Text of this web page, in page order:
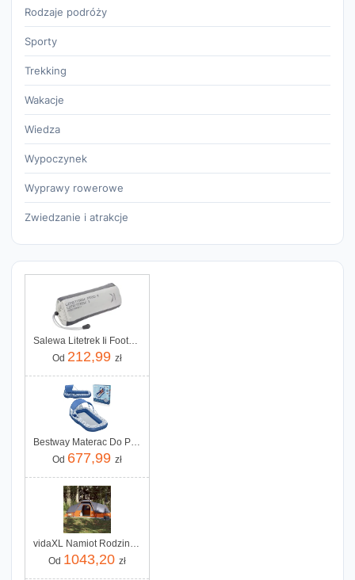
Rodzaje podróży
Sporty
Trekking
Wakacje
Wiedza
Wypoczynek
Wyprawy rowerowe
Zwiedzanie i atrakcje
Salewa Litetrek Ii Footprint Grey
Od 212,99 zł
Bestway Materac Do Pływania Z Daszkiem 43732
Od 677,99 zł
vidaXL Namiot Rodzinny 11 Os Szaro Pomarańczowy Wodoszczelny 94568
Od 1043,20 zł